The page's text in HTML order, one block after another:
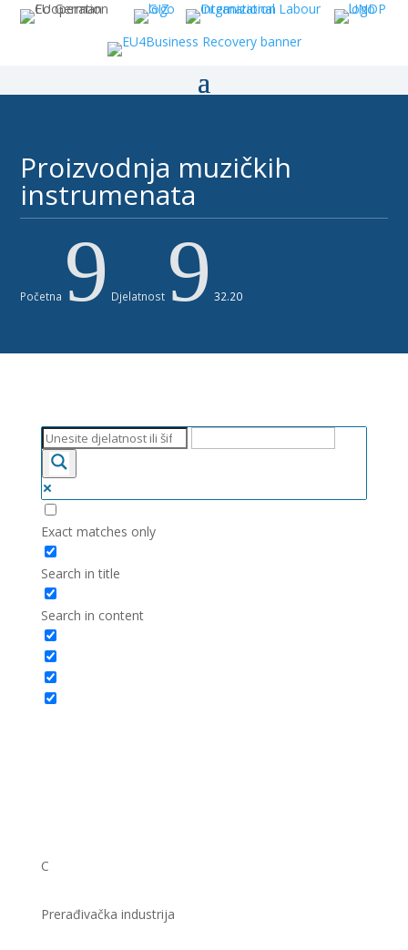
Proizvodnja muzičkih
instrumenata ​
Početna 9 Djelatnost 9 32.20
Exact matches only
Search in title
Search in content
C
Prerađivačka industrija